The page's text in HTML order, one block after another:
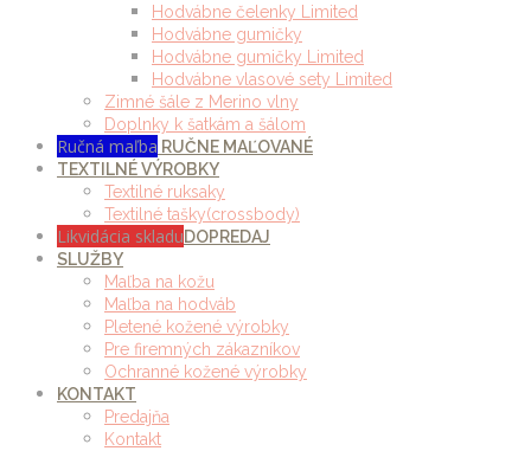
Hodvábne čelenky Limited
Hodvábne gumičky
Hodvábne gumičky Limited
Hodvábne vlasové sety Limited
Zimné šále z Merino vlny
Doplnky k šatkám a šálom
Ručná maľba RUČNE MAĽOVANÉ
TEXTILNÉ VÝROBKY
Textilné ruksaky
Textilné tašky(crossbody)
Likvidácia skladuDOPREDAJ
SLUŽBY
Maľba na kožu
Maľba na hodváb
Pletené kožené výrobky
Pre firemných zákazníkov
Ochranné kožené výrobky
KONTAKT
Predajňa
Kontakt